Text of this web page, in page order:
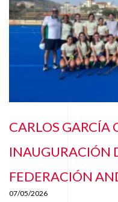
CARLOS GARCÍA
INAUGURACIÓN
FEDERACIÓN
07/05/2026